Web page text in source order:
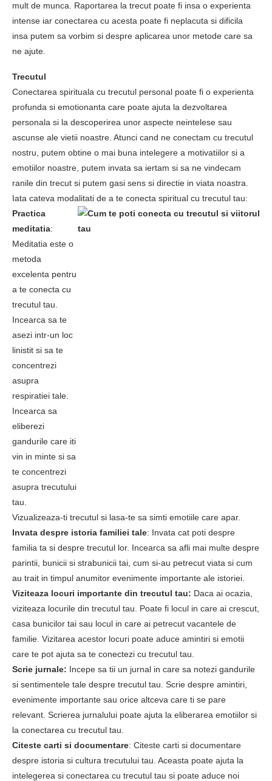
mult de munca. Raportarea la trecut poate fi insa o experienta
intense iar conectarea cu acesta poate fi neplacuta si dificila
insa putem sa vorbim si despre aplicarea unor metode care sa
ne ajute.
Trecutul
Conectarea spirituala cu trecutul personal poate fi o experienta
profunda si emotionanta care poate ajuta la dezvoltarea
personala si la descoperirea unor aspecte neintelese sau
ascunse ale vietii noastre. Atunci cand ne conectam cu trecutul
nostru, putem obtine o mai buna intelegere a motivatiilor si a
emotiilor noastre, putem invata sa iertam si sa ne vindecam
ranile din trecut si putem gasi sens si directie in viata noastra.
Iata cateva modalitati de a te conecta spiritual cu trecutul tau:
Practica
meditatia:
Meditatia este o
metoda
excelenta pentru
a te conecta cu
trecutul tau.
Incearca sa te
asezi intr-un loc
linistit si sa te
concentrezi
asupra
respiratiei tale.
Incearca sa
eliberezi
gandurile care iti
vin in minte si sa
te concentrezi
asupra trecutului
tau.
Vizualizeaza-ti trecutul si lasa-te sa simti emotiile care apar.
Invata despre istoria familiei tale: Invata cat poti despre
familia ta si despre trecutul lor. Incearca sa afli mai multe despre
parintii, bunicii si strabunicii tai, cum si-au petrecut viata si cum
au trait in timpul anumitor evenimente importante ale istoriei.
Viziteaza locuri importante din trecutul tau: Daca ai ocazia,
viziteaza locurile din trecutul tau. Poate fi locul in care ai crescut,
casa bunicilor tai sau locul in care ai petrecut vacantele de
familie. Vizitarea acestor locuri poate aduce amintiri si emotii
care te pot ajuta sa te conectezi cu trecutul tau.
Scrie jurnale: Incepe sa tii un jurnal in care sa notezi gandurile
si sentimentele tale despre trecutul tau. Scrie despre amintiri,
evenimente importante sau orice altceva care ti se pare
relevant. Scrierea jurnalului poate ajuta la eliberarea emotiilor si
la conectarea cu trecutul tau.
Citeste carti si documentare: Citeste carti si documentare
despre istoria si cultura trecutului tau. Aceasta poate ajuta la
intelegerea si conectarea cu trecutul tau si poate aduce noi